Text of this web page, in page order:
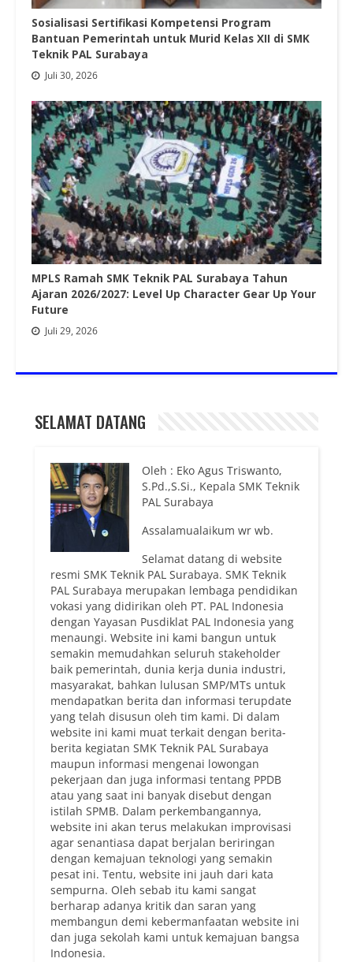
Sosialisasi Sertifikasi Kompetensi Program
Bantuan Pemerintah untuk Murid Kelas XII di SMK
Teknik PAL Surabaya
Juli 30, 2026
MPLS Ramah SMK Teknik PAL Surabaya Tahun
Ajaran 2026/2027: Level Up Character Gear Up Your
Future
Juli 29, 2026
SELAMAT DATANG
Oleh : Eko Agus Triswanto,
S.Pd.,S.Si., Kepala SMK Teknik
PAL Surabaya
Assalamualaikum wr wb.
Selamat datang di website
resmi SMK Teknik PAL Surabaya. SMK Teknik
PAL Surabaya merupakan lembaga pendidikan
vokasi yang didirikan oleh PT. PAL Indonesia
dengan Yayasan Pusdiklat PAL Indonesia yang
menaungi. Website ini kami bangun untuk
semakin memudahkan seluruh stakeholder
baik pemerintah, dunia kerja dunia industri,
masyarakat, bahkan lulusan SMP/MTs untuk
mendapatkan berita dan informasi terupdate
yang telah disusun oleh tim kami. Di dalam
website ini kami muat terkait dengan berita-
berita kegiatan SMK Teknik PAL Surabaya
maupun informasi mengenai lowongan
pekerjaan dan juga informasi tentang PPDB
atau yang saat ini banyak disebut dengan
istilah SPMB. Dalam perkembangannya,
website ini akan terus melakukan improvisasi
agar senantiasa dapat berjalan beriringan
dengan kemajuan teknologi yang semakin
pesat ini. Tentu, website ini jauh dari kata
sempurna. Oleh sebab itu kami sangat
berharap adanya kritik dan saran yang
membangun demi kebermanfaatan website ini
dan juga sekolah kami untuk kemajuan bangsa
Indonesia.